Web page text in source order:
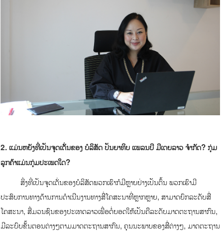
2.ແມ່ນຫຍັງທີ່ເປັນຈຸດເດັັ່ນຂອງບໍລິສັດ ປັນຍາທິບ ແພລນບີ ມີເດຍລາວ ຈໍາກັດ?ກຸ່ມ
ລູກຄ້າແມ່ນກຸ່ມປະເພດໃດ?
ສິ່ງທີ່ເປັນຈຸດເດັ່ນຂອງບໍລິສັດພວກເຮົາກໍມີຫຼາຍຢ່າງເປັນຕົ້ນ ພວກເຮົາມີ
ປະສົບການທາງດ້ານການດໍາເນີນງານທາງສື່ໂຄສະນາທີ່ຫຼາກຫຼາຍ, ສາມາດຍົກລະດັບສື່
ໂຄສະນາ, ສື່ມວນຊົນຂອງປະເທດລາວເພື່ອຕໍ່ຍອດໃຫ້ເປັນຄືລະດັບມາດຕະຖານສາກົນ,
ມີລະບົບຂັ້ນຕອນຕ່າງໆຕາມມາດຕະຖານສາກົນ, ຄຸນນະພາບຂອງສື່ຕ່າງໆ, ມາດຕະຖານ